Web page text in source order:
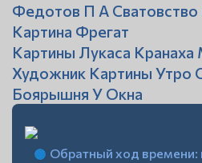
Федотов П А
Картина Фрегат
Картины Лукаса
Художник Картины Утро
Боярышня У Окна
Обратный ход времени: